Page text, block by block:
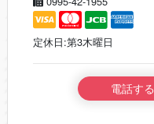
定休日:第3木曜日
電話する